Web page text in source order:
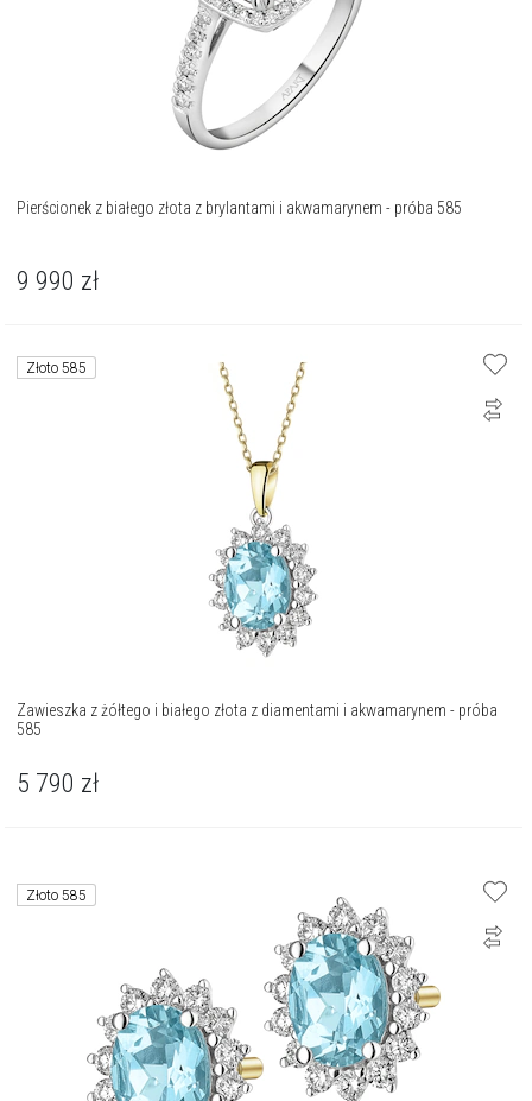
Pierścionek z białego złota z brylantami i akwamarynem - próba 585
9 990 zł
Złoto 585
Zawieszka z żółtego i białego złota z diamentami i akwamarynem - próba
585
5 790 zł
Złoto 585